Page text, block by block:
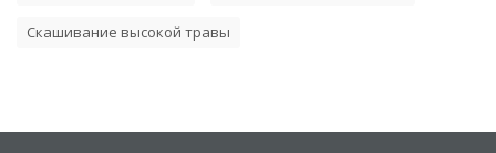
Скашивание высокой травы